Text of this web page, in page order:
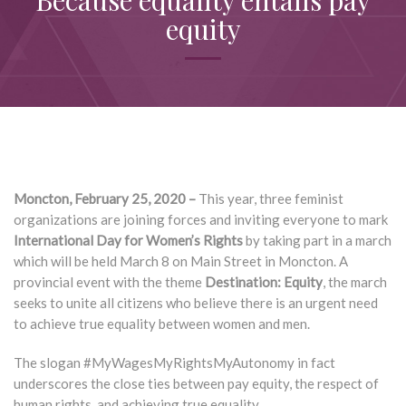
equity
Moncton, February 25, 2020 – This year, three feminist
organizations are joining forces and inviting everyone to mark
International Day for Women’s Rightsby taking part in a march
which will be held March 8 on Main Street in Moncton. A
provincial event with the theme Destination: Equity, the march
seeks to unite all citizens who believe there is an urgent need
to achieve true equality between women and men.
The slogan #MyWagesMyRightsMyAutonomy in fact
underscores the close ties between pay equity, the respect of